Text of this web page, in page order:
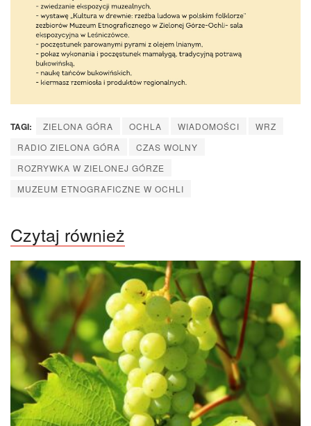
TAGI: ZIELONA GÓRA OCHLA WIADOMOŚCI
WRZ
RADIO ZIELONA GÓRA
CZAS WOLNY
ROZRYWKA W ZIELONEJ GÓRZE
MUZEUM ETNOGRAFICZNE W OCHLI
Czytaj również